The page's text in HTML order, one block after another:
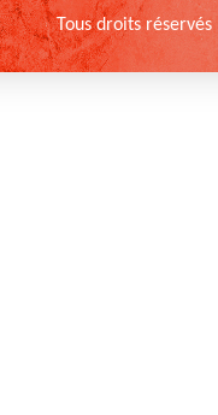
Tous droits réservés |